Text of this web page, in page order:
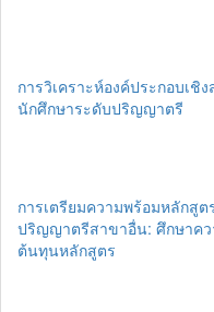
การวิเคราะห์องค์ประกอบเชิ
นักศึกษาระดับปริญญาตรี
การเตรียมความพร้อมหลักสู
ปริญญาตรีสาขาอื่น: ศึกษาคว
ต้นทุนหลักสูตร